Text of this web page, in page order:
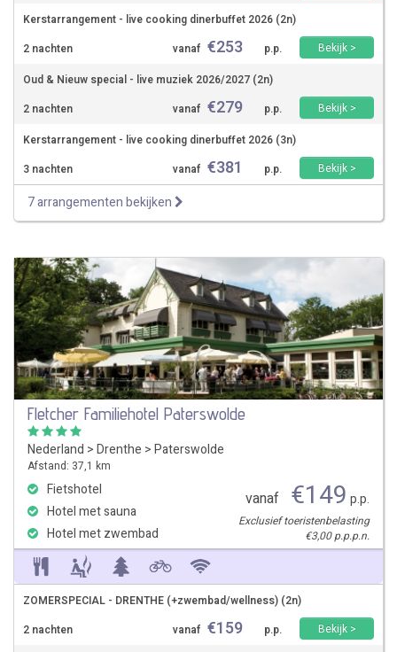
Kerstarrangement - live cooking dinerbuffet 2026 (2n)
2 nachten
vanaf €253 p.p.
Bekijk >
Oud & Nieuw special - live muziek 2026/2027 (2n)
2 nachten
vanaf €279 p.p.
Bekijk >
Kerstarrangement - live cooking dinerbuffet 2026 (3n)
3 nachten
vanaf €381 p.p. Bekijk >
7 arrangementen bekijken
Fletcher Familiehotel Paterswolde
Nederland >Drenthe >Paterswolde
Afstand: 37,1 km
Fietshotel
Hotel met sauna
Hotel met zwembad
vanaf €149 p.p.
Exclusief toeristenbelasting
€3,00 p.p.p.n.
ZOMERSPECIAL - DRENTHE (+zwembad/wellness) (2n)
2 nachten
vanaf €159 p.p.
Bekijk >